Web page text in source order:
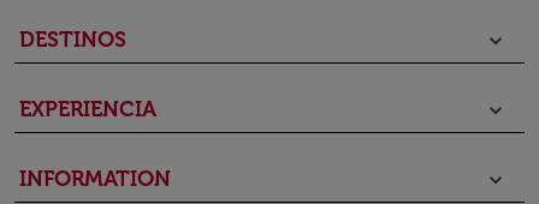
DESTINOS keyboard_arrow_down
EXPERIENCIA keyboard_arrow_down
INFORMATION keyboard_arrow_down